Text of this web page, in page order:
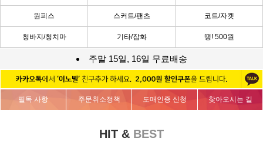
원피스 스커트/팬츠 코트/자켓
청바지/청치마 기타/잡화 땡! 500원
주말 15일, 16일 무료배송
필독 사항 주문취소정책 도매인증 신청 찾아오시는 길
HIT & BEST